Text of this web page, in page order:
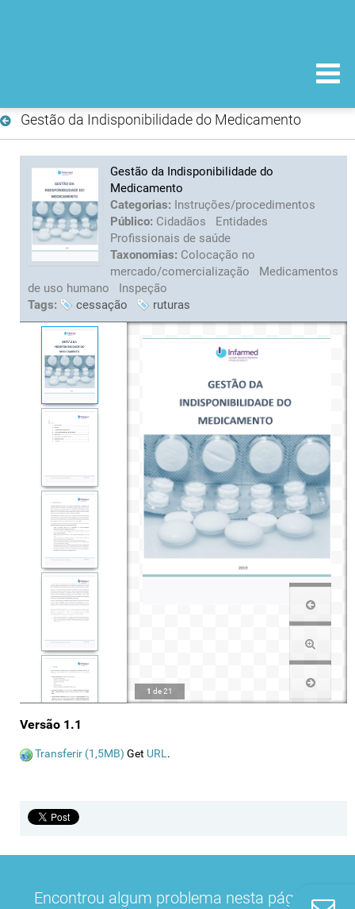
Gestão da Indisponibilidade do Medicamento
Gestão da Indisponibilidade do
Medicamento
Categorias: Instruções/procedimentos
Público: Cidadãos
Entidades
Profissionais de saúde
Taxonomias: Colocação no
mercado/comercialização
Medicamentos
de uso humano
Inspeção
Tags:
cessação ruturas
1 de21
Versão 1.1
Transferir (1,5MB) Get URL.
Encontrou algum problema nesta página?